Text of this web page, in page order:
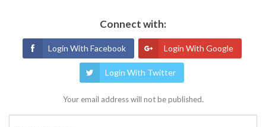
Connect with:
Login With Facebook Login With Google
Login With Twitter
Your email address will not be published.